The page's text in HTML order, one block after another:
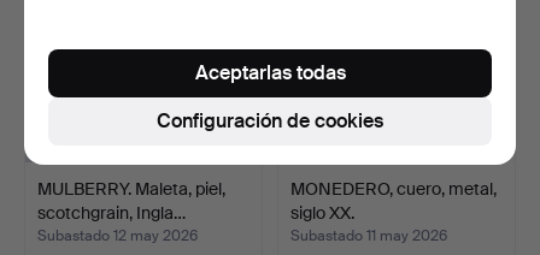
MULBERRY. Maleta, piel,
scotchgrain, Ingla…
Subastado 12 may 2026
MONEDERO, cuero, metal,
siglo XX.
Subastado 11 may 2026
Configuración de cookies
Aceptarlas todas